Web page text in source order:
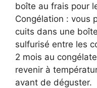
boîte au frais pour
Congélation : vous
cuits dans une
sulfurisé entre les
2 mois au
revenir à
avant de déguster.